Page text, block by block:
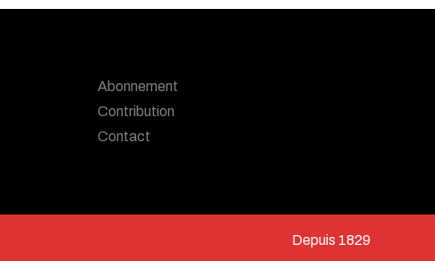
Abonnement
Contribution
Contact
Depuis 1829